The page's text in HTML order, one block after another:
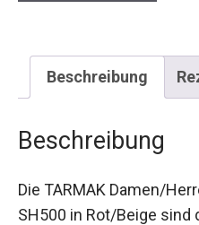
Beschreibung
Beschreibung
SH500 in Rot/Beige sind